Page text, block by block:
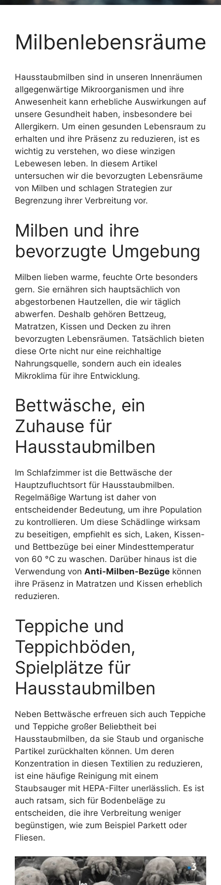
Milbenlebensräume
Hausstaubmilben sind in unseren Innenräumen
allgegenwärtige Mikroorganismen und ihre
Anwesenheit kann erhebliche Auswirkungen auf
unsere Gesundheit haben, insbesondere bei
Allergikern. Um einen gesunden Lebensraum zu
erhalten und ihre Präsenz zu reduzieren, ist es
wichtig zu verstehen, wo diese winzigen
Lebewesen leben. In diesem Artikel
untersuchen wir die bevorzugten Lebensräume
von Milben und schlagen Strategien zur
Begrenzung ihrer Verbreitung vor.
Milben und ihre
bevorzugte Umgebung
Milben lieben warme, feuchte Orte besonders
gern. Sie ernähren sich hauptsächlich von
abgestorbenen Hautzellen, die wir täglich
abwerfen. Deshalb gehören Bettzeug,
Matratzen, Kissen und Decken zu ihren
bevorzugten Lebensräumen. Tatsächlich bieten
diese Orte nicht nur eine reichhaltige
Nahrungsquelle, sondern auch ein ideales
Mikroklima für ihre Entwicklung.
Bettwäsche, ein
Zuhause für
Hausstaubmilben
Im Schlafzimmer ist die Bettwäsche der
Hauptzufluchtsort für Hausstaubmilben.
Regelmäßige Wartung ist daher von
entscheidender Bedeutung, um ihre Population
zu kontrollieren. Um diese Schädlinge wirksam
zu beseitigen, empfiehlt es sich, Laken, Kissen-
und Bettbezüge bei einer Mindesttemperatur
von 60 °C zu waschen. Darüber hinaus ist die
Verwendung von Anti-Milben-Bezüge können
ihre Präsenz in Matratzen und Kissen erheblich
reduzieren.
Teppiche und
Teppichböden,
Spielplätze für
Hausstaubmilben
Neben Bettwäsche erfreuen sich auch Teppiche
und Teppiche großer Beliebtheit bei
Hausstaubmilben, da sie Staub und organische
Partikel zurückhalten können. Um deren
Konzentration in diesen Textilien zu reduzieren,
ist eine häufige Reinigung mit einem
Staubsauger mit HEPA-Filter unerlässlich. Es ist
auch ratsam, sich für Bodenbeläge zu
entscheiden, die ihre Verbreitung weniger
begünstigen, wie zum Beispiel Parkett oder
Fliesen.